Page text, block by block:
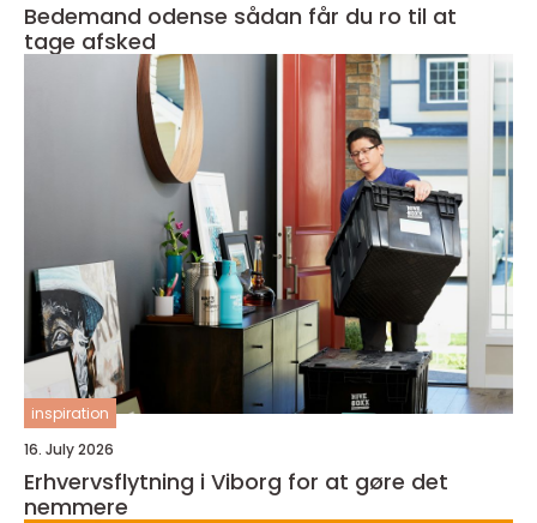
Bedemand odense sådan får du ro til at
tage afsked
inspiration
16. July 2026
Erhvervsflytning i Viborg for at gøre det
nemmere